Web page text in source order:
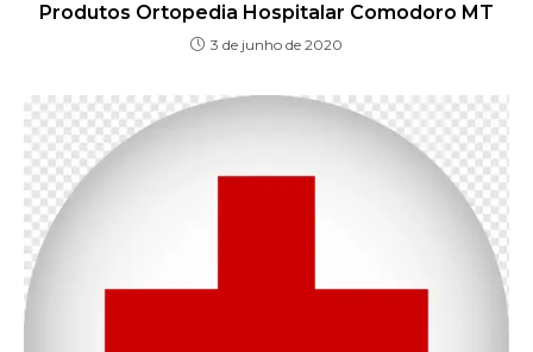
Produtos Ortopedia Hospitalar Comodoro MT
3 de junho de 2020